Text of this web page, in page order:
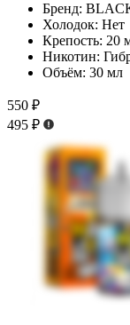
Бренд:
Холодок: Нет
Крепость: 20
Никотин:
Объём: 30 мл
550 ₽
495 ₽